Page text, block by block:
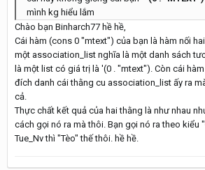
mình kg hiểu lắm
Chào bạn Binharch77 hề hề,
Cái hàm (cons 0 "mtext") của bạn là hàm nối
một association_list nghĩa là một danh sách
là một list có giá trị là '(0 . "mtext"). Còn cái
đích danh cái thằng cu association_list ấy ra
cả.
Thực chất kết quả của hai thằng là như nhau
cách gọi nó ra mà thôi. Bạn gọi nó ra theo kiểu
Tue_Nv thì "Tèo" thế thôi. hề hề.